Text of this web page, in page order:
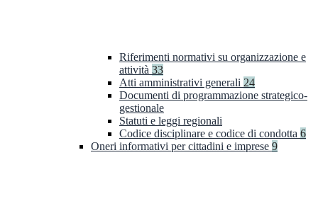
Riferimenti normativi su organizzazione e
attività 33
Atti amministrativi generali 24
Documenti di programmazione strategico-
gestionale
Statuti e leggi regionali
Codice disciplinare e codice di condotta 6
Oneri informativi per cittadini e imprese 9